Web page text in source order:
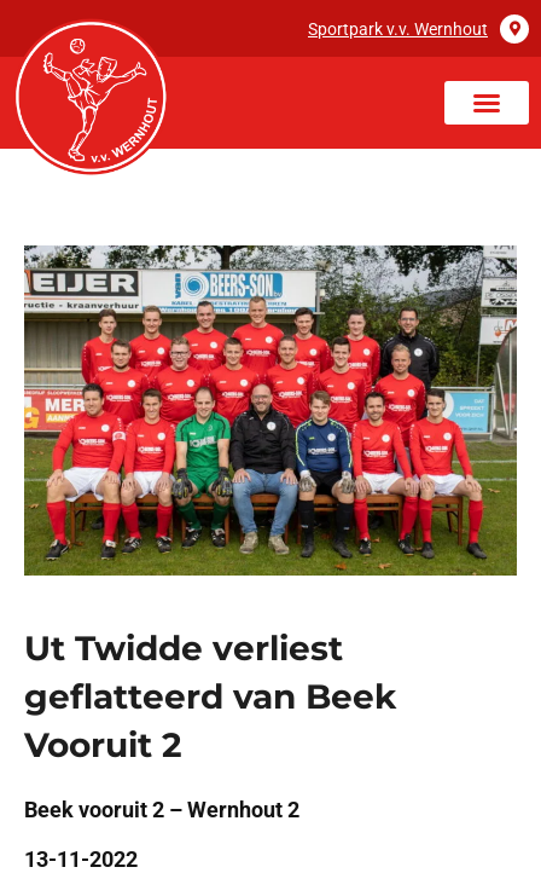
Sportpark v.v. Wernhout
Ut Twidde verliest
geflatteerd van Beek
Vooruit 2
Beek vooruit 2 – Wernhout 2
13-11-2022